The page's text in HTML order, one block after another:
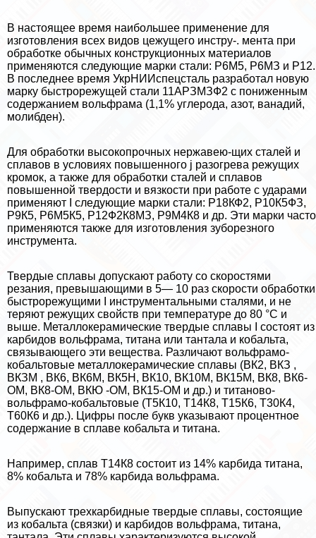
В настоящее время наибольшее применение для
изготовления всех видов цежущего инстру-. мента при
обработке обычных конструкционных материалов
применяются следующие марки стали: Р6М5, Р6МЗ и Р12.
В последнее время УкрНИИспецсталь разработал новую
марку быстрорежущей стали 11АРЗМЗФ2 с пониженным
содержанием вольфрама (1,1% углерода, азот, ванадий,
молибден).
Для обработки высокопрочных нержавею-щих сталей и
сплавов в условиях повышенного j разогрева режущих
кромок, а также для обработки сталей и сплавов
повышенной твердости и вязкости при работе с ударами
применяют I следующие марки стали: Р18КФ2, Р10К5ФЗ,
Р9К5, Р6М5К5, Р12Ф2К8МЗ, Р9М4К8 и др. Эти марки часто
применяются также для изготовления зуборезного
инструмента.
Твердые сплавы допускают работу со скоростями
резания, превышающими в 5— 10 раз скорости обработки
быстрорежущими I инструментальными сталями, и не
теряют режущих свойств при температуре до 80 °С и
выше. Металлокерамические твердые сплавы I состоят из
карбидов вольфрама, титана или тантала и кобальта,
связывающего эти вещества. Различают вольфрамо-
кобальтовые металлокерамические сплавы (ВК2, ВКЗ ,
ВКЗМ , ВК6, ВК6М, ВК5Н, ВК10, ВК10М, ВК15М, ВК8, ВК6-
ОМ, ВК8-ОМ, ВКЮ -ОМ, ВК15-ОМ и др.) и титаново-
вольфрамо-кобальтовые (Т5К10, Т14К8, Т15К6, Т30К4,
Т60К6 и др.). Цифры после букв указывают процентное
содержание в сплаве кобальта и титана.
Например, сплав Т14К8 состоит из 14% карбида титана,
8% кобальта и 78% карбида вольфрама.
Выпускают трехкарбидные твердые сплавы, состоящие
из кобальта (связки) и карбидов вольфрама, титана,